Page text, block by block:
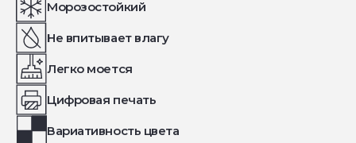
Морозостойкий
Не впитывает влагу
Легко моется
Цифровая печать
Вариативность цвета